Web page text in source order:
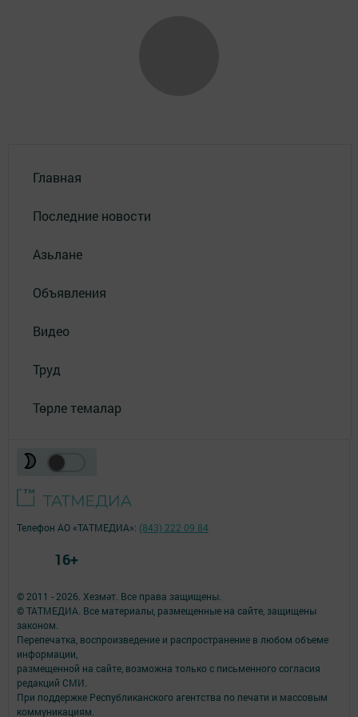
Главная
Последние новости
Азьлане
Объявления
Видео
Труд
Төрле темалар
© 2011 - 2026. Хезмәт. Все права защищены.
© ТАТМЕДИА. Все материалы, размещенные на сайте, защищены
законом.
Перепечатка, воспроизведение и распространение в любом объеме
информации,
размещенной на сайте, возможна только с письменного согласия
редакций СМИ.
При поддержке Республиканского агентства по печати и массовым
коммуникациям.
Телефон АО «ТАТМЕДИА»: (843) 222 09 84
16+